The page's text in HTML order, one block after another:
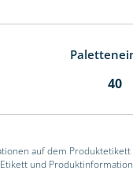
40
auf dem Produktetikett
und